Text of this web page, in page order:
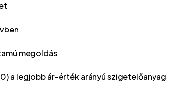
megoldás
a legjobb ár-érték arányú szigetelőanyag